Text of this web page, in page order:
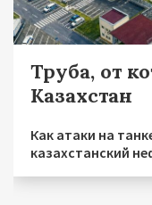
Труба, от
Казахстан
Как атаки на
казахстанский